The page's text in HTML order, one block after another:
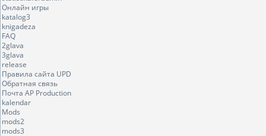
Онлайн игры
katalog3
knigadeza
FAQ
2glava
3glava
release
Правила сайта UPD
Обратная связь
Почта AP Production
kalendar
Mods
mods2
mods3